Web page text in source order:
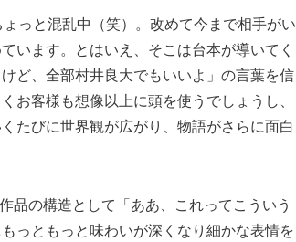
っと混乱中（笑）。改めて今まで相手がい
います。とはいえ、そこは台本が導いてく
ど、全部村井良大でもいいよ」の言葉を信
お客様も想像以上に頭を使うでしょうし、
たびに世界観が広がり、物語がさらに面白
品の構造として「ああ、これってこういう
っともっと味わいが深くなり細かな表情を